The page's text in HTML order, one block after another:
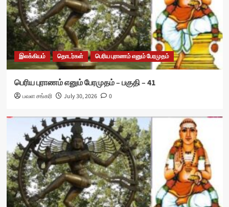
இலக்கியம் தொடர்கள் பெரிய புராணம் எனும் பேரமுதம்
பெரிய புராணம் எனும் பேரமுதம் – பகுதி – 41
பவள சங்கரி July 30, 2026 0